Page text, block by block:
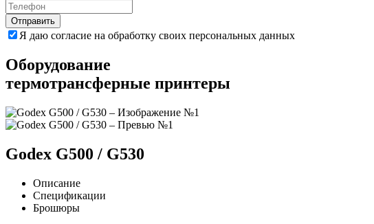
Отправить
Я даю согласие на обработку своих персональных данных
Оборудование
термотрансферные принтеры
Godex G500 / G530
Описание
Спецификации
Брошюры